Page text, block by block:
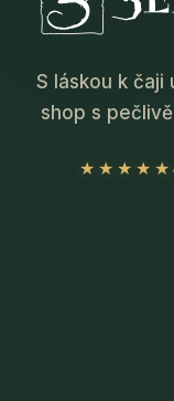
S láskou k čaji
shop s
★★★★★